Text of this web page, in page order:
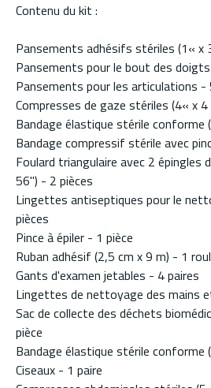
Contenu du kit :
Pansements adhésifs stériles (1« x
Pansements pour le bout des
Pansements pour les articulations -
Compresses de gaze stériles (4« x
Bandage élastique stérile conforme
Bandage compressif stérile avec
Foulard triangulaire avec 2 épingles
56") - 2 pièces
Lingettes antiseptiques pour le
pièces
Pince à épiler - 1 pièce
Ruban adhésif (2,5 cm x 9 m) - 1
Gants d'examen jetables - 4 paires
Lingettes de nettoyage des mains
Sac de collecte des déchets
pièce
Bandage élastique stérile conforme
Ciseaux - 1 paire